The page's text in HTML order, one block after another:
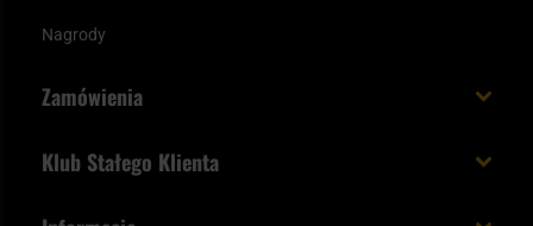
Nagrody
Zamówienia
Klub Stałego Klienta